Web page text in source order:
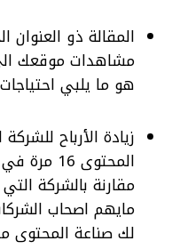
المقالة ذو
هو ما يلبي
زيادة الأرباح
مايهم اصحاب
لك صناعة المحتوى